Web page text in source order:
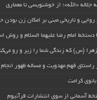
جلاله «الله»؛ از خوشنویسی تا معماری
روایی و تاریخی مبنی بر امکان زن
دستخط امام رضا علیهما السلام و روش
(س) که زندگی شما را زیر و رو
راستای فهم مهدویت و مساله ظهور
کرامت
آسمانی از سوی انتشارات قرآنیوم